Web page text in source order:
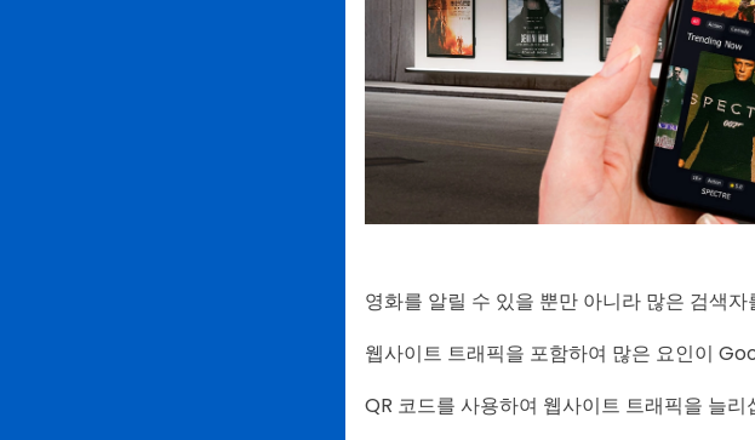
영화를 알릴 수 있을 뿐만 아니라 많은 검색
웹사이트 트래픽을 포함하여 많은 요인이
QR 코드를 사용하여 웹사이트 트래픽을 늘리